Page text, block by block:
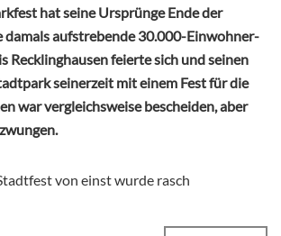
hat seine Ursprünge Ende der
damals aufstrebende 30.000-Einwohner-
Recklinghausen feierte sich und seinen
seinerzeit mit einem Fest für die
war vergleichsweise bescheiden, aber
von einst wurde rasch